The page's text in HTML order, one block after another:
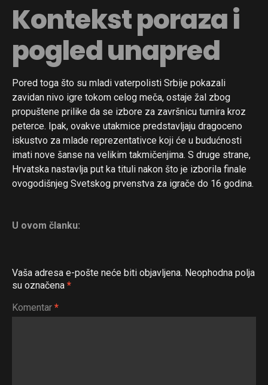
Kontekst poraza i
pogled unapred
Pored toga što su mladi vaterpolisti Srbije pokazali
zavidan nivo igre tokom celog meča, ostaje žal zbog
propuštene prilike da se izbore za završnicu turnira kroz
peterce. Ipak, ovakve utakmice predstavljaju dragoceno
iskustvo za mlade reprezentativce koji će u budućnosti
imati nove šanse na velikim takmičenjima. S druge strane,
Hrvatska nastavlja put ka tituli nakon što je izborila finale
ovogodišnjeg Svetskog prvenstva za igrače do 16 godina.
U ovom članku:
Vaša adresa e-pošte neće biti objavljena. Neophodna polja
su označena *
Komentar *